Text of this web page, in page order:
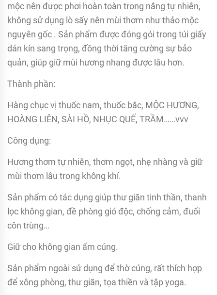
mộc nên được phơi hoàn toàn trong nắng tự nhiên,
không sử dụng lò sấy nên mùi thơm như thảo mộc
nguyên gốc . Sản phẩm được đóng gói trong túi giấy
dán kín sang trọng, đồng thời tăng cường sự bảo
quản, giúp giữ mùi hương nhang được lâu hơn.
Thành phần:
Hàng chục vị thuốc nam, thuốc bắc, MỘC HƯƠNG,
HOÀNG LIÊN, SÀI HỒ, NHỤC QUẾ, TRẦM……vvv
Công dụng:
Hương thơm tự nhiên, thơm ngọt, nhẹ nhàng và giữ
mùi thơm lâu trong không khí.
Sản phẩm có tác dụng giúp thư giãn tinh thần, thanh
lọc không gian, đề phòng gió độc, chống cảm, đuổi
côn trùng…
Giữ cho không gian ấm cúng.
Sản phẩm ngoài sử dụng để thờ cúng, rất thích hợp
để xông phòng, thư giãn, tọa thiền và tập yoga.